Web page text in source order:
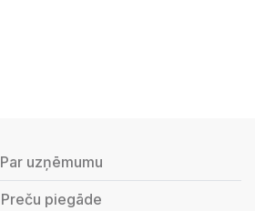
Par uzņēmumu
Preču piegāde